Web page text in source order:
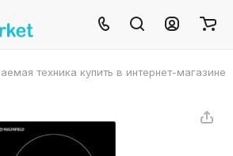
техника купить в интернет-магазине